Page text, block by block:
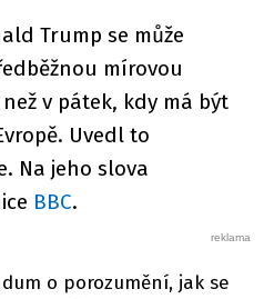
Trump se může
mírovou
v pátek, kdy má být
Uvedl to
Na jeho slova
BBC.
o porozumění, jak se